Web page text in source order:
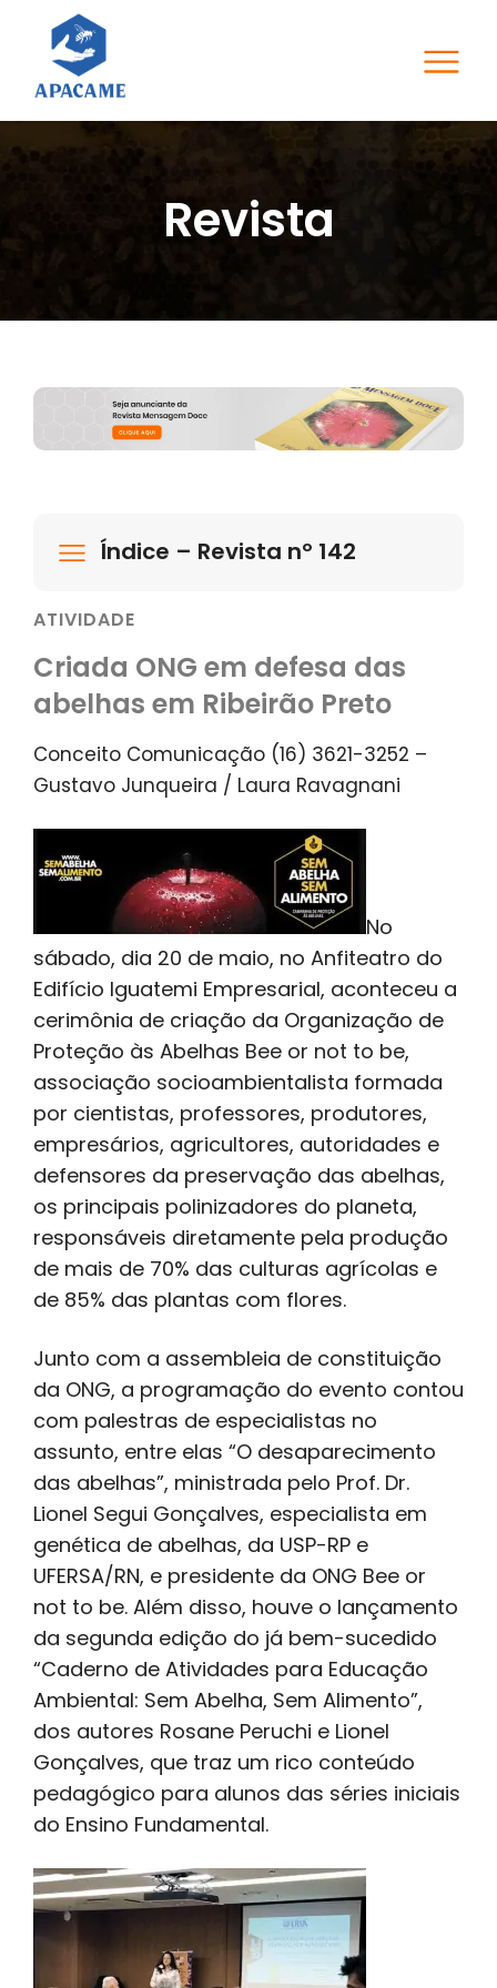
Revista
Índice – Revista nº 142
ATIVIDADE
Criada ONG em defesa das
abelhas em Ribeirão Preto
Conceito Comunicação (16) 3621-3252 –
Gustavo Junqueira / Laura Ravagnani
No
sábado, dia 20 de maio, no Anfiteatro do
Edifício Iguatemi Empresarial, aconteceu a
cerimônia de criação da Organização de
Proteção às Abelhas Bee or not to be,
associação socioambientalista formada
por cientistas, professores, produtores,
empresários, agricultores, autoridades e
defensores da preservação das abelhas,
os principais polinizadores do planeta,
responsáveis diretamente pela produção
de mais de 70% das culturas agrícolas e
de 85% das plantas com flores.
Junto com a assembleia de constituição
da ONG, a programação do evento contou
com palestras de especialistas no
assunto, entre elas “O desaparecimento
das abelhas”, ministrada pelo Prof. Dr.
Lionel Segui Gonçalves, especialista em
genética de abelhas, da USP-RP e
UFERSA/RN, e presidente da ONG Bee or
not to be. Além disso, houve o lançamento
da segunda edição do já bem-sucedido
“Caderno de Atividades para Educação
Ambiental: Sem Abelha, Sem Alimento”,
dos autores Rosane Peruchi e Lionel
Gonçalves, que traz um rico conteúdo
pedagógico para alunos das séries iniciais
do Ensino Fundamental.